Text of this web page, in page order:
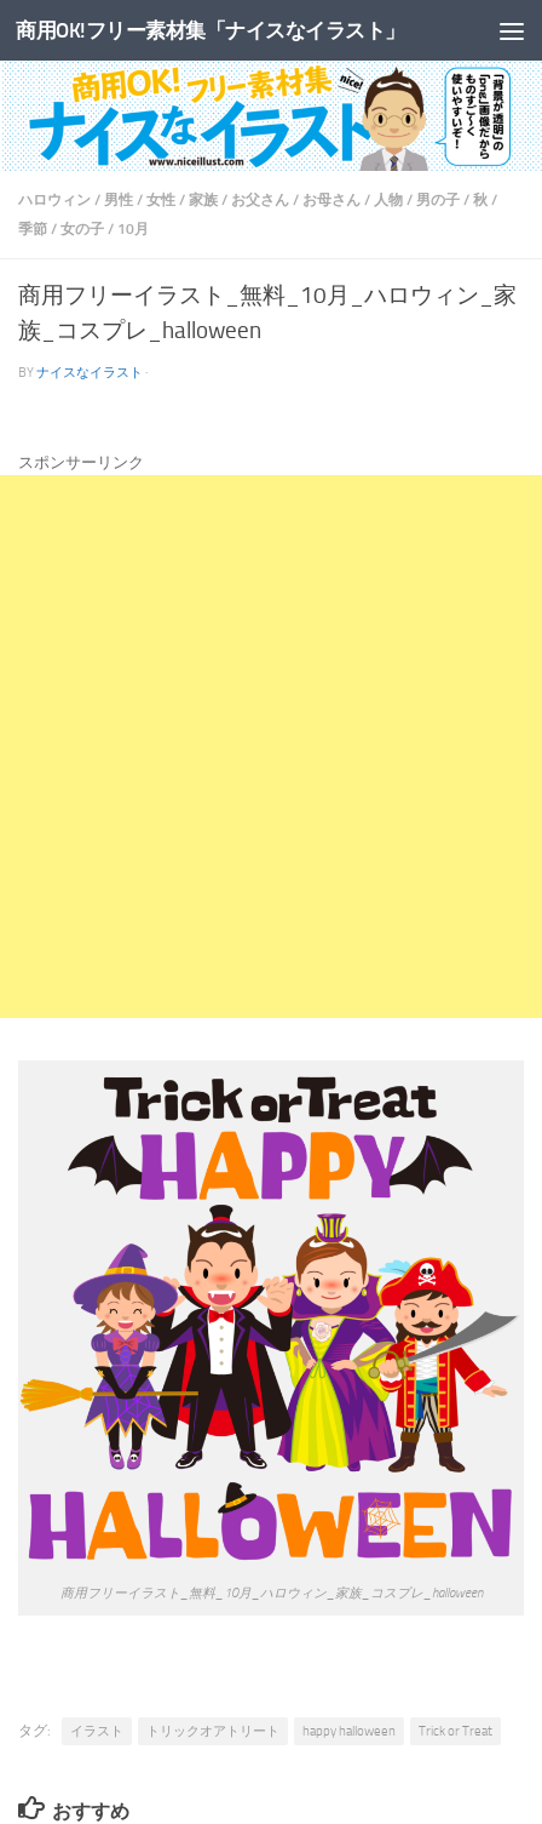
コンテンツへスキップ
商用OK!フリー素材集「ナイスなイラスト」
ハロウィン / 男性 / 女性 / 家族 / お父さん / お母さん / 人物 / 男の子 / 秋 /
季節 / 女の子 / 10月
商用フリーイラスト_無料_10月_ハロウィン_家
族_コスプレ_halloween
BYナイスなイラスト ·
スポンサーリンク
商用フリーイラスト_無料_10月_ハロウィン_家族_コスプレ_halloween
タグ: イラスト トリックオアトリート happy halloween Trick or Treat
おすすめ